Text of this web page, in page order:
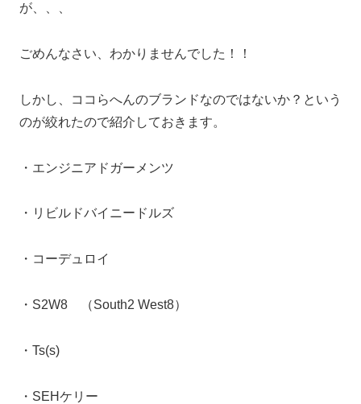
が、、、
ごめんなさい、わかりませんでした！！
しかし、ココらへんのブランドなのではないか？という
のが絞れたので紹介しておきます。
・エンジニアドガーメンツ
・リビルドバイニードルズ
・コーデュロイ
・S2W8 （South2 West8）
・Ts(s)
・SEHケリー